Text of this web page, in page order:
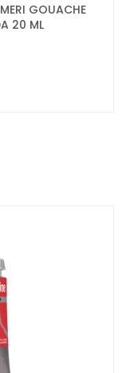
GOUACHE
20 ML